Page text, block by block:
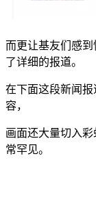
而更让基友们感
了详细的报道。
在下面这段新闻
容，
画面还大量切入
常罕见。